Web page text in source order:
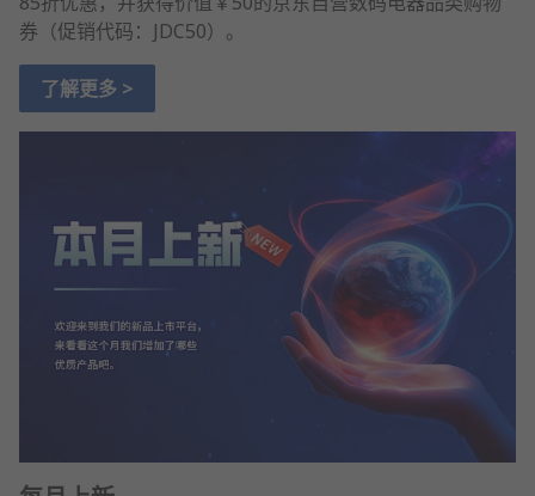
券（促销代码：JDC50）。
了解更多 >